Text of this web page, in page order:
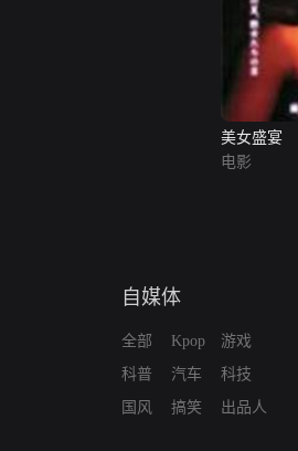
美女盛宴
电影
自媒体
全部
科普
国风
Kpop
汽车
搞笑
游戏
科技
出品人